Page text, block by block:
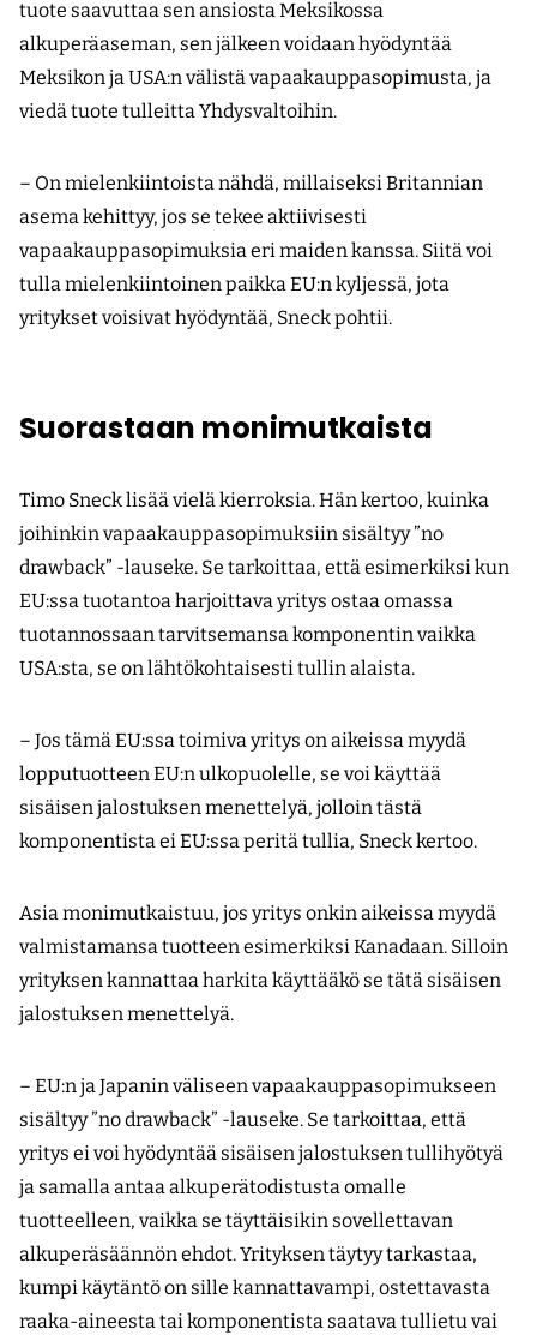
tuote saavuttaa sen ansiosta Meksikossa
alkuperäaseman, sen jälkeen voidaan hyödyntää
Meksikon ja USA:n välistä vapaakauppasopimusta, ja
viedä tuote tulleitta Yhdysvaltoihin.
– On mielenkiintoista nähdä, millaiseksi Britannian
asema kehittyy, jos se tekee aktiivisesti
vapaakauppasopimuksia eri maiden kanssa. Siitä voi
tulla mielenkiintoinen paikka EU:n kyljessä, jota
yritykset voisivat hyödyntää, Sneck pohtii.
Suorastaan monimutkaista
Timo Sneck lisää vielä kierroksia. Hän kertoo, kuinka
joihinkin vapaakauppasopimuksiin sisältyy ”no
drawback” -lauseke. Se tarkoittaa, että esimerkiksi kun
EU:ssa tuotantoa harjoittava yritys ostaa omassa
tuotannossaan tarvitsemansa komponentin vaikka
USA:sta, se on lähtökohtaisesti tullin alaista.
– Jos tämä EU:ssa toimiva yritys on aikeissa myydä
lopputuotteen EU:n ulkopuolelle, se voi käyttää
sisäisen jalostuksen menettelyä, jolloin tästä
komponentista ei EU:ssa peritä tullia, Sneck kertoo.
Asia monimutkaistuu, jos yritys onkin aikeissa myydä
valmistamansa tuotteen esimerkiksi Kanadaan. Silloin
yrityksen kannattaa harkita käyttääkö se tätä sisäisen
jalostuksen menettelyä.
– EU:n ja Japanin väliseen vapaakauppasopimukseen
sisältyy ”no drawback” -lauseke. Se tarkoittaa, että
yritys ei voi hyödyntää sisäisen jalostuksen tullihyötyä
ja samalla antaa alkuperätodistusta omalle
tuotteelleen, vaikka se täyttäisikin sovellettavan
alkuperäsäännön ehdot. Yrityksen täytyy tarkastaa,
kumpi käytäntö on sille kannattavampi, ostettavasta
raaka-aineesta tai komponentista saatava tullietu vai